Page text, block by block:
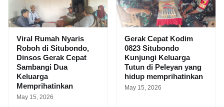
Viral Rumah Nyaris
Roboh di Situbondo,
Dinsos Gerak Cepat
Sambangi Dua
Keluarga
Memprihatinkan
May 15, 2026
Gerak Cepat Kodim
0823 Situbondo
Kunjungi Keluarga
Tutun di Peleyan yang
hidup memprihatinkan
May 15, 2026